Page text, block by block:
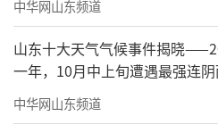
中华网山东频道
山东十大天气气候事件揭晓
一年，10月中上旬遭遇最强连
中华网山东频道